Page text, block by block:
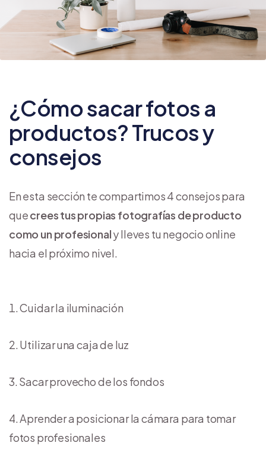
¿Cómo sacar fotos a
productos? Trucos y
consejos
En esta sección te compartimos 4 consejos para
quecrees tus propias fotografías de producto
como un profesionaly lleves tu negocio online
hacia el próximo nivel.
Cuidar la iluminación
Utilizar una caja de luz
Sacar provecho de los fondos
Aprender a posicionar la cámara para tomar
fotos profesionales